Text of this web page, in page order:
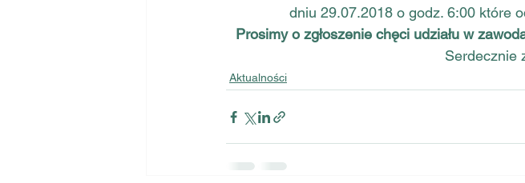
dniu 29.07.2018 o godz. 6:00 które
Prosimy o zgłoszenie chęci udziału w
Serdecznie
Aktualności